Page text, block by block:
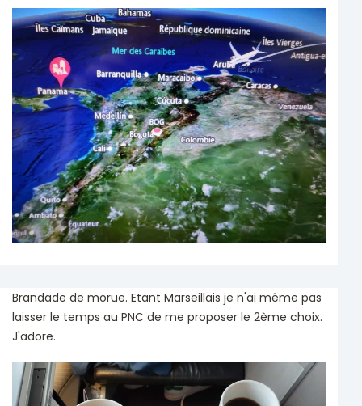
Brandade de morue. Etant Marseillais je n'ai même pas
laisser le temps au PNC de me proposer le 2ème choix.
J'adore.